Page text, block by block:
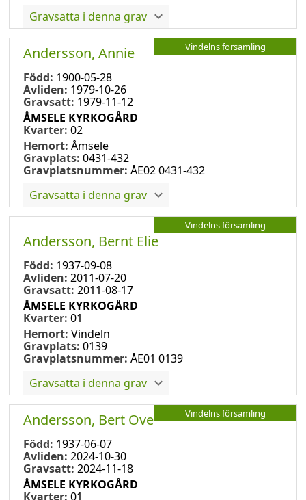
Gravsatta i denna grav
Vindelns församling
Andersson, Annie
Född: 1900-05-28
Avliden: 1979-10-26
Gravsatt: 1979-11-12
ÅMSELE KYRKOGÅRD
Kvarter: 02
Hemort: Åmsele
Gravplats: 0431-432
Gravplatsnummer: ÅE02 0431-432
Gravsatta i denna grav
Vindelns församling
Andersson, Bernt Elie
Född: 1937-09-08
Avliden: 2011-07-20
Gravsatt: 2011-08-17
ÅMSELE KYRKOGÅRD
Kvarter: 01
Hemort: Vindeln
Gravplats: 0139
Gravplatsnummer: ÅE01 0139
Gravsatta i denna grav
Vindelns församling
Andersson, Bert Ove
Född: 1937-06-07
Avliden: 2024-10-30
Gravsatt: 2024-11-18
ÅMSELE KYRKOGÅRD
Kvarter: 01